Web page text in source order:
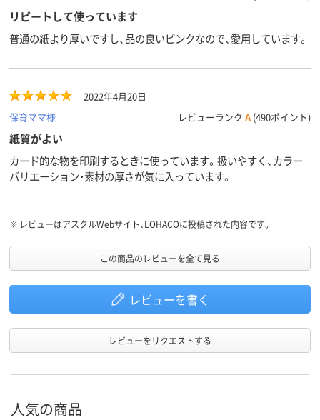
リピートして使っています
普通の紙より厚いですし、品の良いピンクなので、愛用しています。
2022年4月20日
保育ママ様
レビューランク A (490ポイント)
紙質がよい
カード的な物を印刷するときに使っています。扱いやすく、カラー
バリエーション・素材の厚さが気に入っています。
※ レビューはアスクルWebサイト、LOHACOに投稿された内容です。
この商品のレビューを全て見る
レビューを書く
レビューをリクエストする
人気の商品